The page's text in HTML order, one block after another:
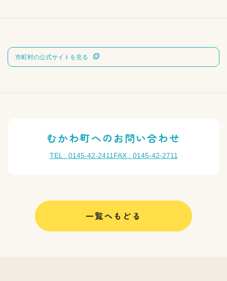
市町村の公式サイトを見る
むかわ町へのお問い合わせ
TEL : 0145-42-2411 FAX : 0145-42-2711
一覧へもどる